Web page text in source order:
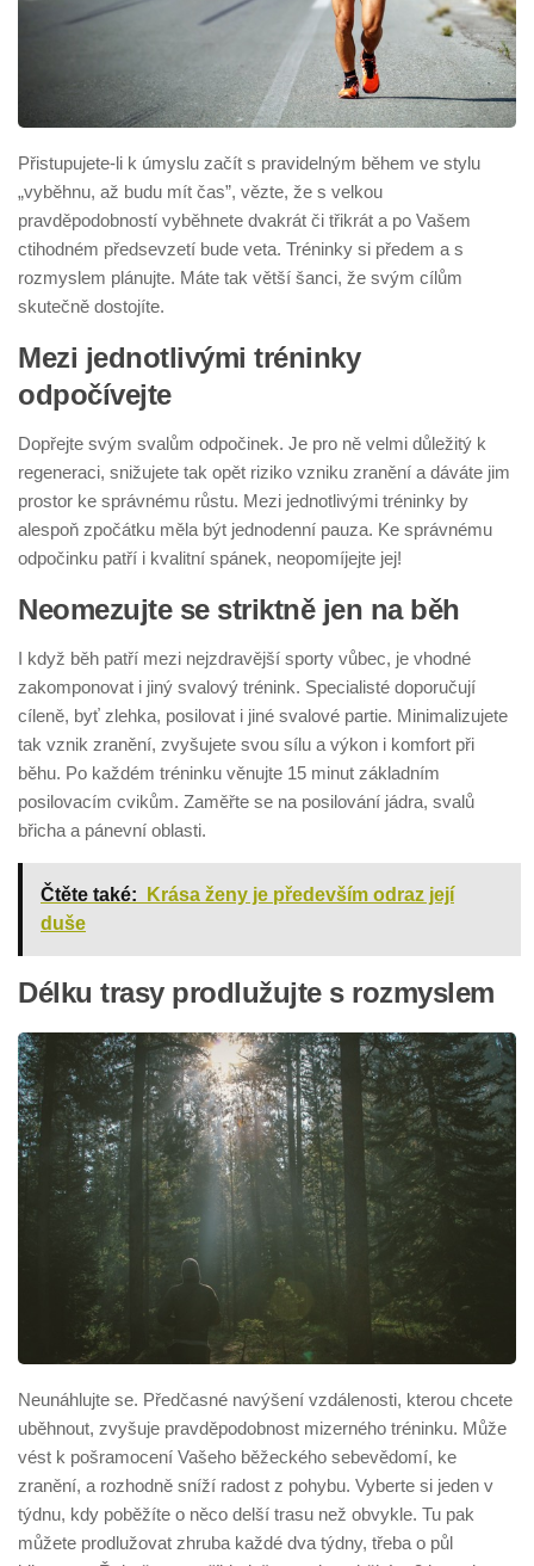
Přistupujete-li k úmyslu začít s pravidelným během ve stylu
„vyběhnu, až budu mít čas”, vězte, že s velkou
pravděpodobností vyběhnete dvakrát či třikrát a po Vašem
ctihodném předsevzetí bude veta. Tréninky si předem a s
rozmyslem plánujte. Máte tak větší šanci, že svým cílům
skutečně dostojíte.
Mezi jednotlivými tréninky
odpočívejte
Dopřejte svým svalům odpočinek. Je pro ně velmi důležitý k
regeneraci, snižujete tak opět riziko vzniku zranění a dáváte jim
prostor ke správnému růstu. Mezi jednotlivými tréninky by
alespoň zpočátku měla být jednodenní pauza. Ke správnému
odpočinku patří i kvalitní spánek, neopomíjejte jej!
Neomezujte se striktně jen na běh
I když běh patří mezi nejzdravější sporty vůbec, je vhodné
zakomponovat i jiný svalový trénink. Specialisté doporučují
cíleně, byť zlehka, posilovat i jiné svalové partie. Minimalizujete
tak vznik zranění, zvyšujete svou sílu a výkon i komfort při
běhu. Po každém tréninku věnujte 15 minut základním
posilovacím cvikům. Zaměřte se na posilování jádra, svalů
břicha a pánevní oblasti.
Čtěte také:
Krása ženy je především odraz její
duše
Délku trasy prodlužujte s rozmyslem
Neunáhlujte se. Předčasné navýšení vzdálenosti, kterou chcete
uběhnout, zvyšuje pravděpodobnost mizerného tréninku. Může
vést k pošramocení Vašeho běžeckého sebevědomí, ke
zranění, a rozhodně sníží radost z pohybu. Vyberte si jeden v
týdnu, kdy poběžíte o něco delší trasu než obvykle. Tu pak
můžete prodlužovat zhruba každé dva týdny, třeba o půl